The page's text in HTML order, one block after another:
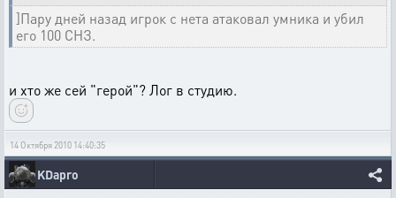
]Пару дней назад игрок с нета атаковал умника и убил
его 100 СНЗ.
и хто же сей "герой"? Лог в студию.
14 Октября 2010 14:40:35
KDapro